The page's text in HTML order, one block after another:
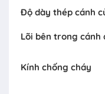
Độ dày thép cánh
Lõi bên trong cánh
Kính chống cháy